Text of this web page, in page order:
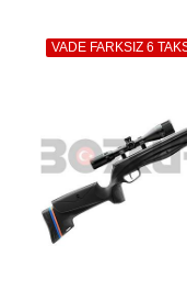
VADE FARKSIZ 6